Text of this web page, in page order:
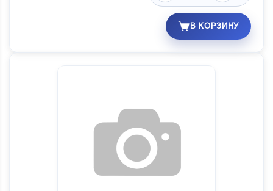
В КОРЗИНУ